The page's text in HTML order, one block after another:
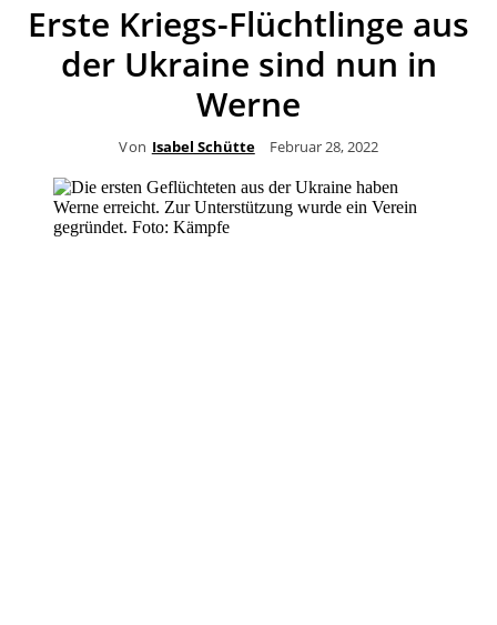
Erste Kriegs-Flüchtlinge aus
der Ukraine sind nun in
Werne
Von Isabel Schütte Februar 28, 2022